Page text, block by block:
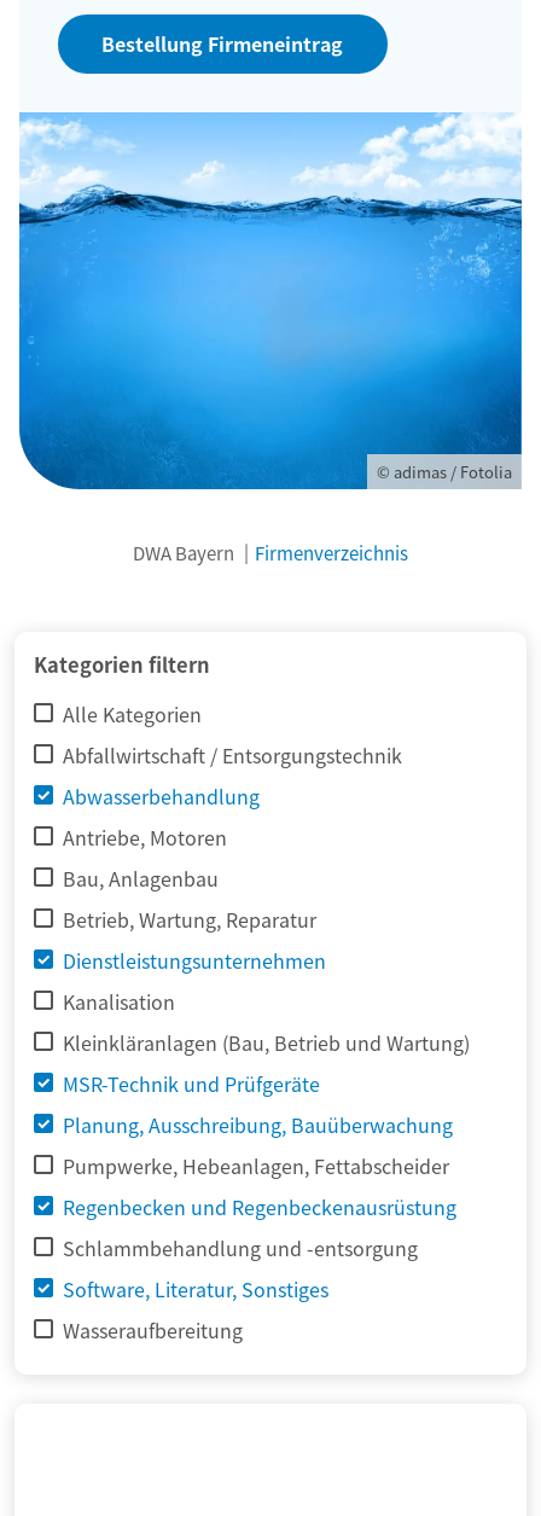
Bestellung Firmeneintrag
© adimas / Fotolia
DWA Bayern Firmenverzeichnis
Kategorien filtern
Alle Kategorien
Abfallwirtschaft / Entsorgungstechnik
Abwasserbehandlung
Antriebe, Motoren
Bau, Anlagenbau
Betrieb, Wartung, Reparatur
Dienstleistungsunternehmen
Kanalisation
Kleinkläranlagen (Bau, Betrieb und Wartung)
MSR-Technik und Prüfgeräte
Planung, Ausschreibung, Bauüberwachung
Pumpwerke, Hebeanlagen, Fettabscheider
Regenbecken und Regenbeckenausrüstung
Schlammbehandlung und -entsorgung
Software, Literatur, Sonstiges
Wasseraufbereitung